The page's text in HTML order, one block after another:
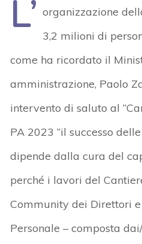
L’ organizzazione
3,2 milioni di
come ha ricordato il
amministrazione, Paolo
intervento di saluto al
PA 2023 “il successo
dipende dalla cura del
perché i lavori del
Community dei Direttori
Personale – composta